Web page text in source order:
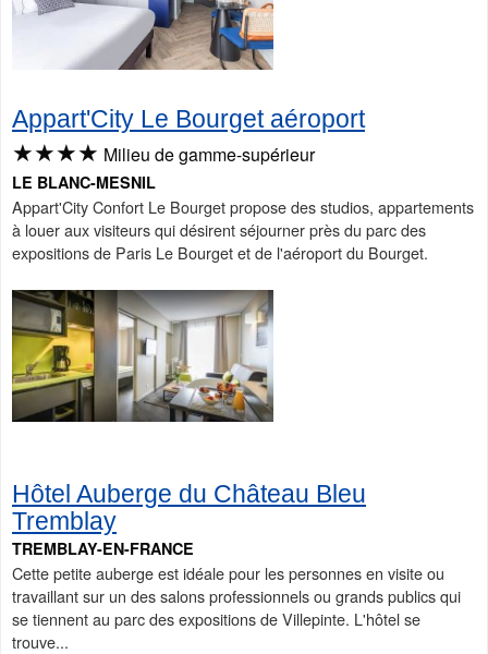
Appart'City Le Bourget aéroport
★★★★ Milieu de gamme-supérieur
LE BLANC-MESNIL
Appart'City Confort Le Bourget propose des studios, appartements
à louer aux visiteurs qui désirent séjourner près du parc des
expositions de Paris Le Bourget et de l'aéroport du Bourget.
Hôtel Auberge du Château Bleu
Tremblay
TREMBLAY-EN-FRANCE
Cette petite auberge est idéale pour les personnes en visite ou
travaillant sur un des salons professionnels ou grands publics qui
se tiennent au parc des expositions de Villepinte. L'hôtel se
trouve...